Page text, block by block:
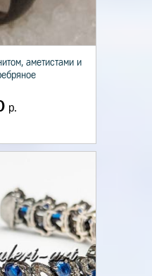
аметистами и
р.